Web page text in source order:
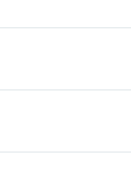
rechts! Beim
der Bahn
Action-Parcours